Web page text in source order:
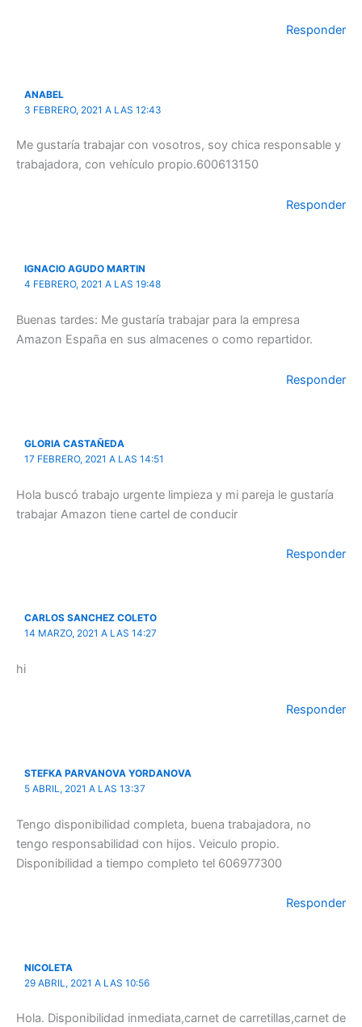
Responder
ANABEL
3 FEBRERO, 2021 A LAS 12:43
Me gustaría trabajar con vosotros, soy chica responsable y
trabajadora, con vehículo propio.600613150
Responder
IGNACIO AGUDO MARTIN
4 FEBRERO, 2021 A LAS 19:48
Buenas tardes: Me gustaría trabajar para la empresa
Amazon España en sus almacenes o como repartidor.
Responder
GLORIA CASTAÑEDA
17 FEBRERO, 2021 A LAS 14:51
Hola buscó trabajo urgente limpieza y mi pareja le gustaría
trabajar Amazon tiene cartel de conducir
Responder
CARLOS SANCHEZ COLETO
14 MARZO, 2021 A LAS 14:27
hi
Responder
STEFKA PARVANOVA YORDANOVA
5 ABRIL, 2021 A LAS 13:37
Tengo disponibilidad completa, buena trabajadora, no
tengo responsabilidad con hijos. Veiculo propio.
Disponibilidad a tiempo completo tel 606977300
Responder
NICOLETA
29 ABRIL, 2021 A LAS 10:56
Hola. Disponibilidad inmediata,carnet de carretillas,carnet de